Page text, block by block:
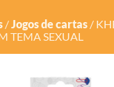
/ Jogos de cartas/
TEMA SEXUAL